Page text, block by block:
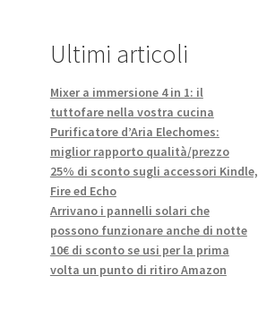
Ultimi articoli
Mixer a immersione 4 in 1: il
tuttofare nella vostra cucina
Purificatore d’Aria Elechomes:
miglior rapporto qualità/prezzo
25% di sconto sugli accessori Kindle,
Fire ed Echo
Arrivano i pannelli solari che
possono funzionare anche di notte
10€ di sconto se usi per la prima
volta un punto di ritiro Amazon